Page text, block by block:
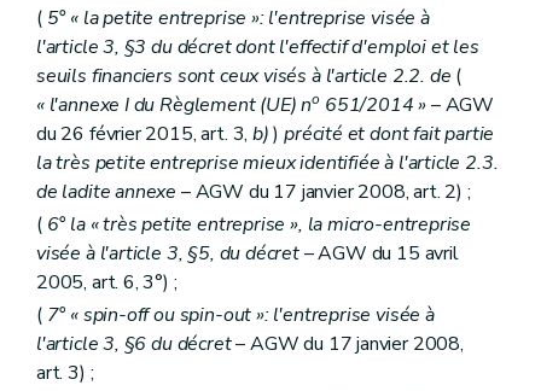
( 5° « la petite entreprise »: l'entreprise visée à
l'article 3, §3 du décret dont l'effectif d'emploi et les
seuils financiers sont ceux visés à l'article 2.2. de (
« l'annexe I du Règlement (UE) no 651/2014 »– AGW
du 26 février 2015, art. 3, b))précité et dont fait partie
la très petite entreprise mieux identifiée à l'article 2.3.
de ladite annexe – AGW du 17 janvier 2008, art. 2) ;
( 6° la « très petite entreprise », la micro-entreprise
visée à l'article 3, §5, du décret– AGW du 15 avril
2005, art. 6, 3°) ;
( 7° « spin-off ou spin-out »: l'entreprise visée à
l'article 3, §6 du décret– AGW du 17 janvier 2008,
art. 3) ;